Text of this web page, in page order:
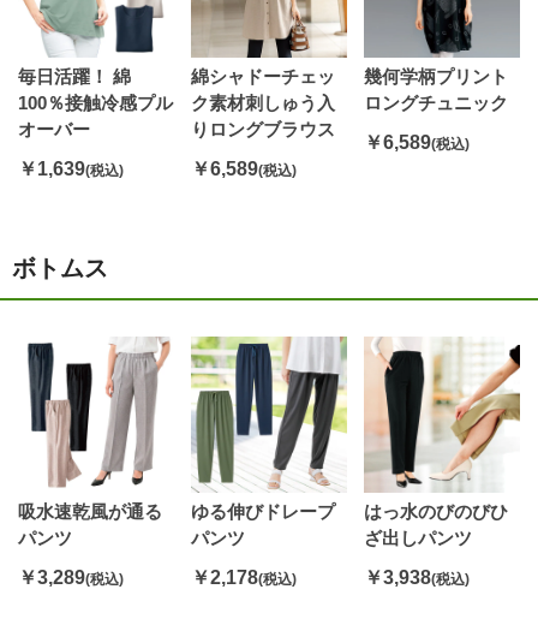
毎日活躍！ 綿
100％接触冷感プル
オーバー
￥1,639(税込)
綿シャドーチェッ
ク素材刺しゅう入
りロングブラウス
￥6,589(税込)
幾何学柄プリント
ロングチュニック
￥6,589(税込)
ボトムス
吸水速乾風が通る
パンツ
￥3,289(税込)
ゆる伸びドレープ
パンツ
￥2,178(税込)
はっ水のびのびひ
ざ出しパンツ
￥3,938(税込)